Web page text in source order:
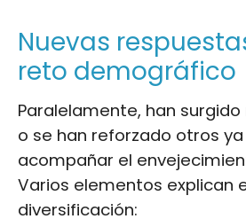
Nuevas
reto demográfico
Paralelamente, han
o se han reforzado otros
acompañar el
Varios elementos explican
diversificación: